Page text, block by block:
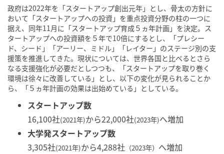
政府は2022年を「スタートアップ創出元年」とし、骨太の方針に
おいて「スタートアップへの投資」を重点投資分野の柱の一つに
据え、同年11月に「スタートアップ育成５ヵ年計画」を決定。ス
タートアップへの投資額を５年で10倍にするとし、「プレシー
ド、シード」「アーリー、ミドル」「レイター」のステージ別の支
援策を推進してきた。現状については、世界各国と比べるとさら
なる支援強化が必要だとしつつも、「スタートアップを取り巻く
環境は徐々に改善している」とし、以下の変化が見られることか
ら、「５ヵ年計画の効果は出始めている」としている。
スタートアップ数
16,100社(2021年)から22,000社(2023年)へ増加
大学発スタートアップ数
3,305社(2021年)から4,288社 （2023年） へ増加